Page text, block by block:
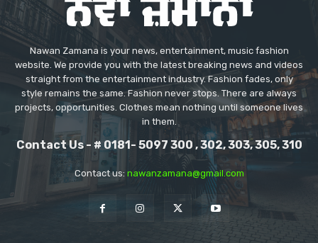
Nawan Zamana is your news, entertainment, music fashion
website. We provide you with the latest breaking news and videos
straight from the entertainment industry. Fashion fades, only
style remains the same. Fashion never stops. There are always
projects, opportunities. Clothes mean nothing until someone lives
in them.
Contact Us - # 0181- 5097 300 , 302, 303, 305, 310
Contact us: nawanzamana@gmail.com